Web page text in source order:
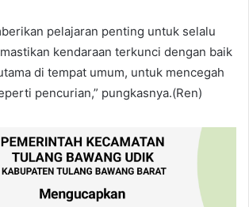
pelajaran penting untuk selalu
kendaraan terkunci dengan baik
di tempat umum, untuk mencegah
pencurian,” pungkasnya.(Ren)